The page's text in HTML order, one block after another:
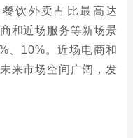
饮外卖占比最高达
和近场服务等新场景
、10%。近场电商和
来市场空间广阔，发